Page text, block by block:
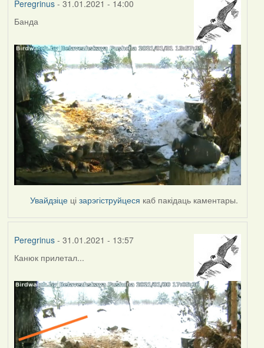
Peregrinus- 31.01.2021 - 14:00
Банда
Увайдзіце цізарэгіструйцеся каб пакідаць каментары.
Peregrinus- 31.01.2021 - 13:57
Канюк прилетал...